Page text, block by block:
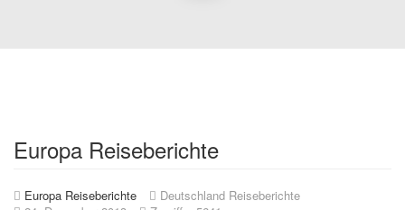
Europa Reiseberichte
Europa Reiseberichte
Deutschland Reiseberichte